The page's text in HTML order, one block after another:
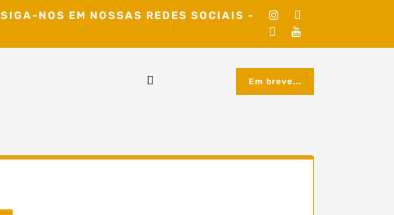
SIGA-NOS EM NOSSAS REDES SOCIAIS -
Em breve...